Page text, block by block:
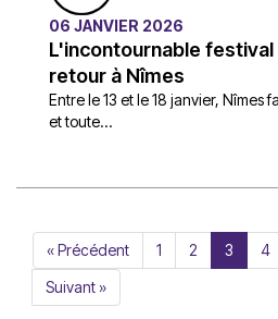
06 JANVIER 2026
L'incontournable
retour à Nîmes
Entre le 13 et le 18 janvier, Nîmes
et toute...
« Précédent 1 2 3 4
Suivant »